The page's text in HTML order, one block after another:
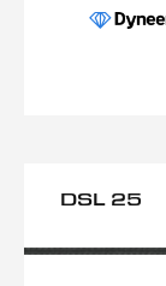
DSL 25